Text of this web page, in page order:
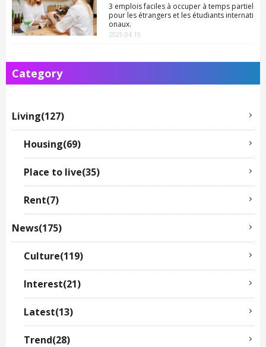
3 emplois faciles à occuper à temps partiel
pour les étrangers et les étudiants internati
onaux.
2025.04.15
Category
Living(127)
Housing(69)
Place to live(35)
Rent(7)
News(175)
Culture(119)
Interest(21)
Latest(13)
Trend(28)